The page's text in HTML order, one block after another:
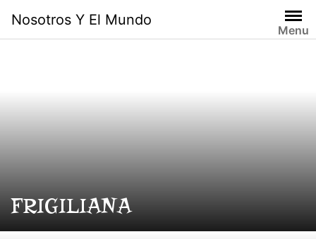
content
Nosotros Y El Mundo
Menu
FRIGILIANA